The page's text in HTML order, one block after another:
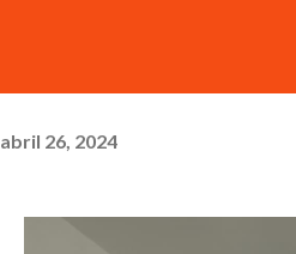
abril 26, 2024